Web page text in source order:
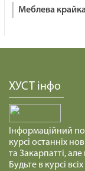
Меблева
ХУСТ інфо
Інформаційний
курсі останніх
та Закарпатті, але
Будьте в курсі